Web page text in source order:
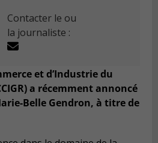
Contacter le ou
la journaliste :
et d’Industrie du
a récemment annoncé
Belle Gendron, à titre de